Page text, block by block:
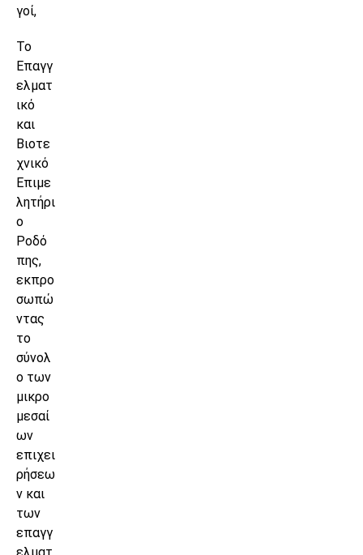
γοί,
Το
Επαγγ
ελματ
ικό
και
Βιοτε
χνικό
Επιμε
λητήρι
ο
Ροδό
πης,
εκπρο
σωπώ
ντας
το
σύνολ
ο των
μικρο
μεσαί
ων
επιχει
ρήσεω
ν και
των
επαγγ